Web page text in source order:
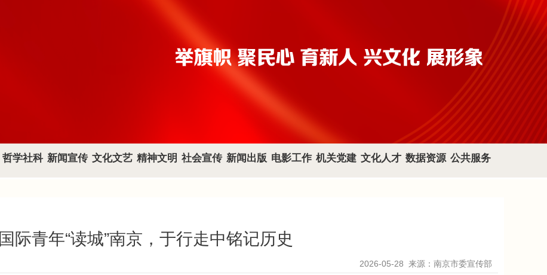
哲学社科 新闻宣传 文化文艺 精神文明 社会宣传 新闻出版 电影工作 机关党建 文化人才 数据资源 公共服务
国际青年“读城”南京，于行走中铭记历史
2026-05-28 来源：南京市委宣传部